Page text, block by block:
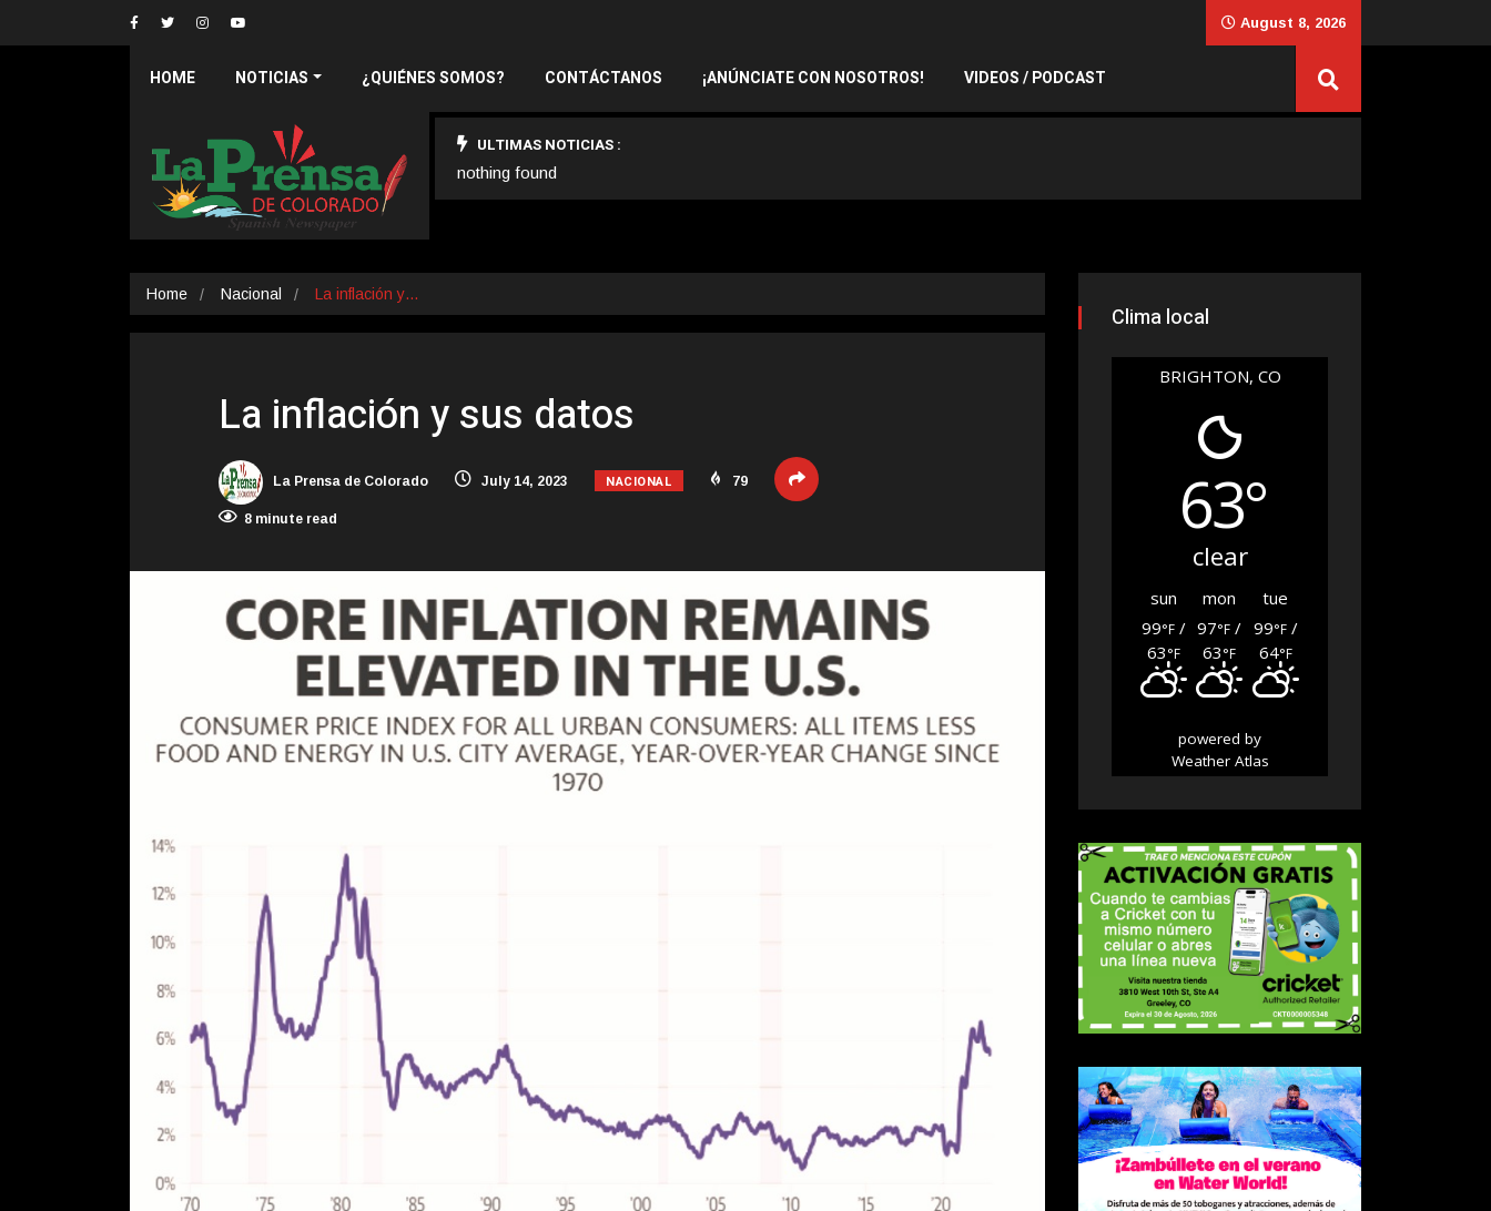
August 8, 2026
HOME NOTICIAS ¿QUIÉNES SOMOS? CONTÁCTANOS ¡ANÚNCIATE CON NOSOTROS! VIDEOS / PODCAST
ULTIMAS NOTICIAS :
nothing found
Home Nacional La inflación y…
La inflación y sus datos
La Prensa de Colorado July 14, 2023 NACIONAL 79
8 minute read
Clima local
BRIGHTON, CO
63°
clear
sun mon
tue
99°F /
63°F
97°F /
63°F
99°F/
64°F
powered by
Weather Atlas